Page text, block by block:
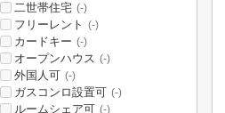
二世帯住宅 (-)
フリーレント (-)
カードキー (-)
オープンハウス (-)
外国人可 (-)
ガスコンロ設置可 (-)
ルームシェア可 (-)